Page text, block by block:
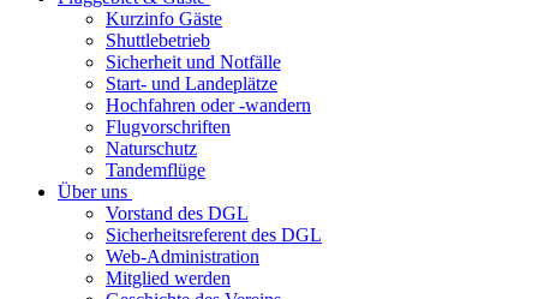
Kurzinfo Gäste
Shuttlebetrieb
Sicherheit und Notfälle
Start- und Landeplätze
Hochfahren oder -wandern
Flugvorschriften
Naturschutz
Tandemflüge
Über uns
Vorstand des DGL
Sicherheitsreferent des DGL
Web-Administration
Mitglied werden